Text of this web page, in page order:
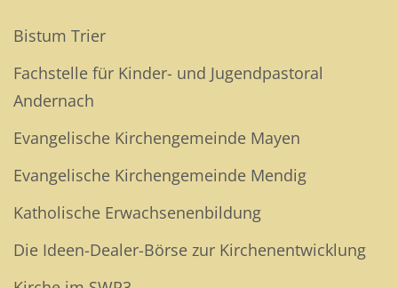
Bistum Trier
Fachstelle für Kinder- und Jugendpastoral
Andernach
Evangelische Kirchengemeinde Mayen
Evangelische Kirchengemeinde Mendig
Katholische Erwachsenenbildung
Die Ideen-Dealer-Börse zur Kirchenentwicklung